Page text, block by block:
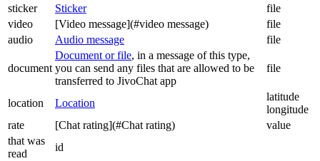
sticker
Sticker
file
video
[Video message](#video message)
file
audio
Audio message file
document
Document or file, in a message of this type,
you can send any files that are allowed to be
transferred to JivoChat app
file
location Location
latitude
longitude
rate
[Chat rating](#Chat rating)
value
that was
read
id